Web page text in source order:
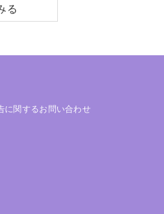
る
に関するお問い合わせ